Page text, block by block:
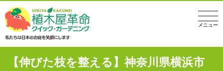
メニュー
【伸びた枝を整える】神奈川県横浜市